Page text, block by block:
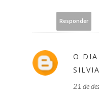
Responder
O
21 de